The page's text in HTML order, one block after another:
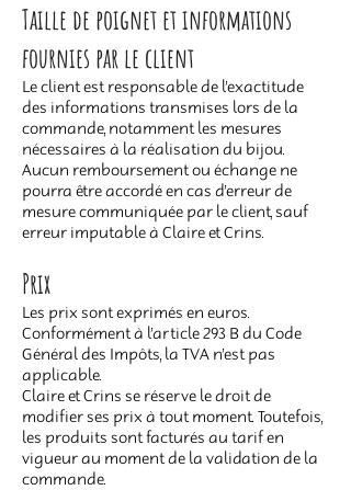
Taille de poignet et informations
fournies par le client
Le client est responsable de l’exactitude
des informations transmises lors de la
commande, notamment les mesures
nécessaires à la réalisation du bijou.
Aucun remboursement ou échange ne
pourra être accordé en cas d’erreur de
mesure communiquée par le client, sauf
erreur imputable à Claire et Crins.
Prix
Les prix sont exprimés en euros.
Conformément à l’article 293 B du Code
Général des Impôts, la TVA n’est pas
applicable.
Claire et Crins se réserve le droit de
modifier ses prix à tout moment. Toutefois,
les produits sont facturés au tarif en
vigueur au moment de la validation de la
commande.